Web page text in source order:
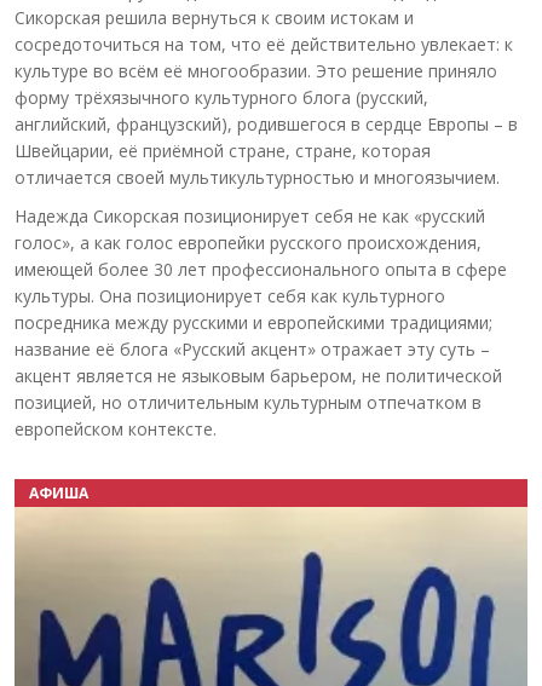
Сикорская решила вернуться к своим истокам и
сосредоточиться на том, что её действительно увлекает: к
культуре во всём её многообразии. Это решение приняло
форму трёхязычного культурного блога (русский,
английский, французский), родившегося в сердце Европы – в
Швейцарии, её приёмной стране, стране, которая
отличается своей мультикультурностью и многоязычием.
Надежда Сикорская позиционирует себя не как «русский
голос», а как голос европейки русского происхождения,
имеющей более 30 лет профессионального опыта в сфере
культуры. Она позиционирует себя как культурного
посредника между русскими и европейскими традициями;
название её блога «Русский акцент» отражает эту суть –
акцент является не языковым барьером, не политической
позицией, но отличительным культурным отпечатком в
европейском контексте.
АФИША